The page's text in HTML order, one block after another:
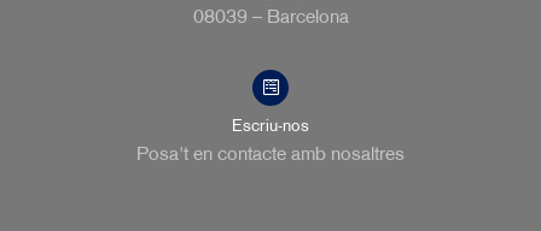
08039 – Barcelona
Escriu-nos
Posa't en contacte amb nosaltres